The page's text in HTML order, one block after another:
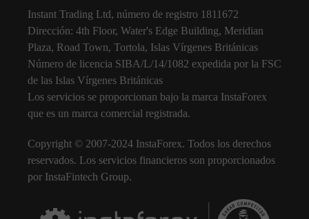
Instant Trading Ltd, número de registro 1811672
Dirección: 4th Floor, Water's Edge Building, Meridian
Plaza, Road Town, Tortola, Islas Vírgenes Británicas
Número de licencia SIBA/L/14/1082 expedida por la FSC
de las Islas Vírgenes Británicas
Los servicios se proporcionan bajo la marca InstaForex
que es un marca comercial registrada.
Copyright © 2007-2024 InstaForex. Todos los derechos
reservados. Los servicios financieros son proporcionados
por InstaFintech Group.